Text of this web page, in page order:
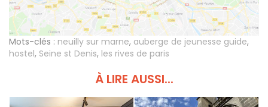
Mots-clés : neuilly sur marne, auberge de jeunesse guide,
hostel, Seine st Denis, les rives de paris
À LIRE AUSSI...